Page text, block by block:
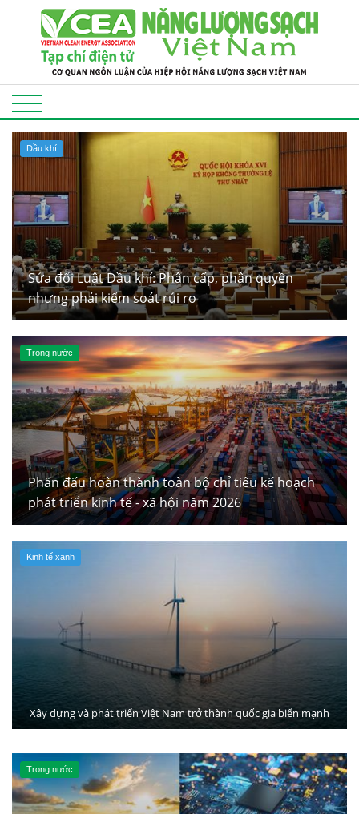
Dầu khí
Sửa đổi Luật Dầu khí: Phân cấp, phân quyền
nhưng phải kiểm soát rủi ro
Trong nước
Phấn đấu hoàn thành toàn bộ chỉ tiêu kế hoạch
phát triển kinh tế - xã hội năm 2026
Kinh tế xanh
Xây dựng và phát triển Việt Nam trở thành quốc gia biển mạnh
Trong nước